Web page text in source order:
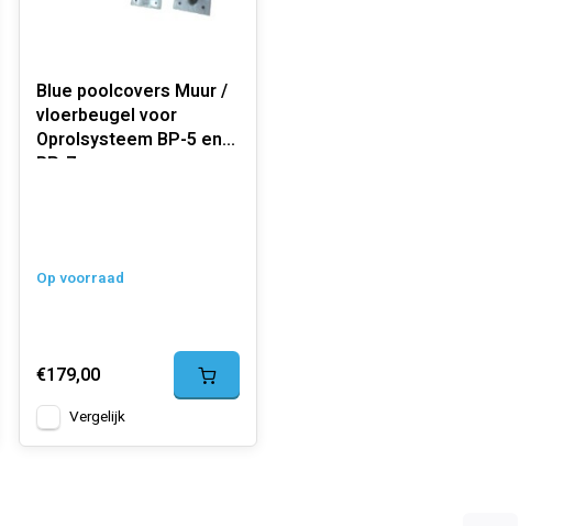
Blue poolcovers Muur /
vloerbeugel voor
Oprolsysteem BP-5 en
BP-7
Op voorraad
€179,00
Vergelijk